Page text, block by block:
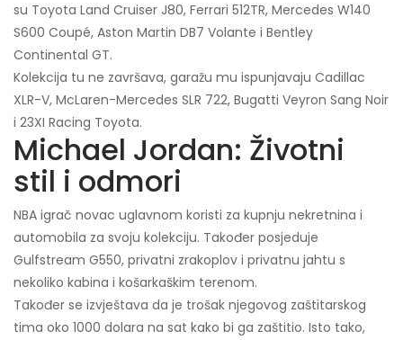
su Toyota Land Cruiser J80, Ferrari 512TR, Mercedes W140
S600 Coupé, Aston Martin DB7 Volante i Bentley
Continental GT.
Kolekcija tu ne završava, garažu mu ispunjavaju Cadillac
XLR-V, McLaren-Mercedes SLR 722, Bugatti Veyron Sang Noir
i 23XI Racing Toyota.
Michael Jordan: Životni
stil i odmori
NBA igrač novac uglavnom koristi za kupnju nekretnina i
automobila za svoju kolekciju. Također posjeduje
Gulfstream G550, privatni zrakoplov i privatnu jahtu s
nekoliko kabina i košarkaškim terenom.
Također se izvještava da je trošak njegovog zaštitarskog
tima oko 1000 dolara na sat kako bi ga zaštitio. Isto tako,